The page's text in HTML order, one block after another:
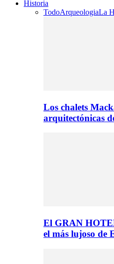
Historia
TodoArqueologiaLa
Los chalets
arquitectónicas
El GRAN
el más lujoso de